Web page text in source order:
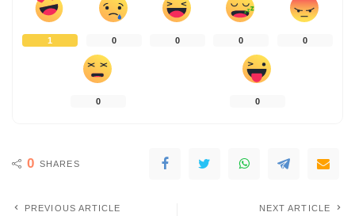
1 0 0 0 0
0 0
0 SHARES
PREVIOUS ARTICLE NEXT ARTICLE